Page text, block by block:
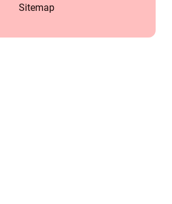
Sitemap